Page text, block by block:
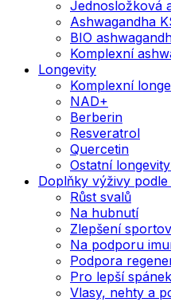
Jednosložková
Ashwagandha
BIO
Komplexní
Longevity
Komplexní
NAD+
Berberin
Resveratrol
Quercetin
Ostatní
Doplňky výživy podle
Růst svalů
Na hubnutí
Zlepšení
Na podporu
Podpora
Pro lepší spánek
Vlasy, nehty a